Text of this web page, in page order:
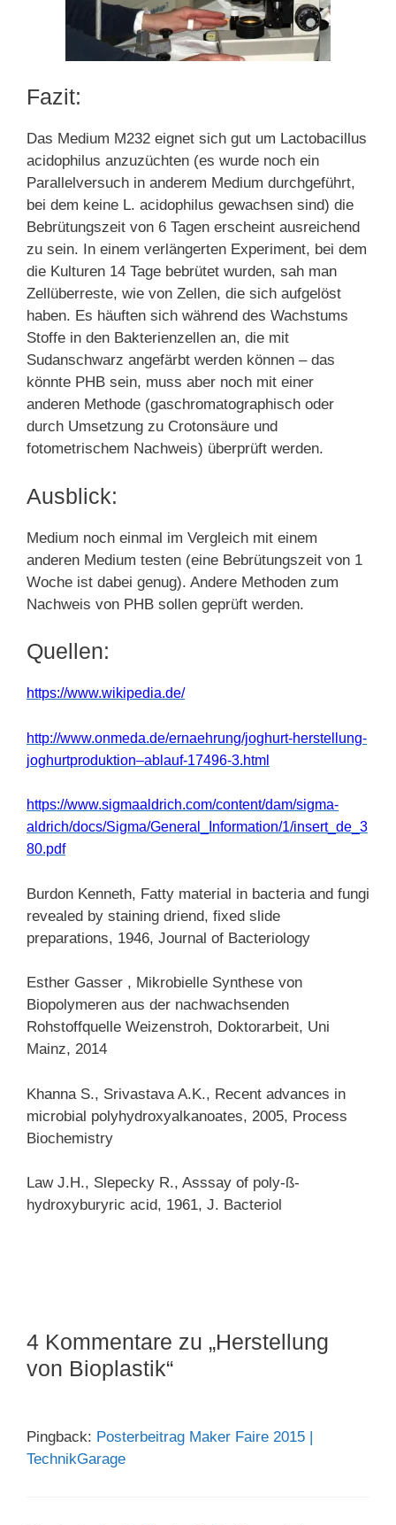
Fazit:
Das Medium M232 eignet sich gut um Lactobacillus
acidophilus anzuzüchten (es wurde noch ein
Parallelversuch in anderem Medium durchgeführt,
bei dem keine L. acidophilus gewachsen sind) die
Bebrütungszeit von 6 Tagen erscheint ausreichend
zu sein. In einem verlängerten Experiment, bei dem
die Kulturen 14 Tage bebrütet wurden, sah man
Zellüberreste, wie von Zellen, die sich aufgelöst
haben. Es häuften sich während des Wachstums
Stoffe in den Bakterienzellen an, die mit
Sudanschwarz angefärbt werden können – das
könnte PHB sein, muss aber noch mit einer
anderen Methode (gaschromatographisch oder
durch Umsetzung zu Crotonsäure und
fotometrischem Nachweis) überprüft werden.
Ausblick:
Medium noch einmal im Vergleich mit einem
anderen Medium testen (eine Bebrütungszeit von 1
Woche ist dabei genug). Andere Methoden zum
Nachweis von PHB sollen geprüft werden.
Quellen:
https://www.wikipedia.de/
http://www.onmeda.de/ernaehrung/joghurt-herstellung-
joghurtproduktion–ablauf-17496-3.html
https://www.sigmaaldrich.com/content/dam/sigma-
aldrich/docs/Sigma/General_Information/1/insert_de_3
80.pdf
Burdon Kenneth, Fatty material in bacteria and fungi
revealed by staining driend, fixed slide
preparations, 1946, Journal of Bacteriology
Esther Gasser , Mikrobielle Synthese von
Biopolymeren aus der nachwachsenden
Rohstoffquelle Weizenstroh, Doktorarbeit, Uni
Mainz, 2014
Khanna S., Srivastava A.K., Recent advances in
microbial polyhydroxyalkanoates, 2005, Process
Biochemistry
Law J.H., Slepecky R., Asssay of poly-ß-
hydroxyburyric acid, 1961, J. Bacteriol
4 Kommentare zu „Herstellung
von Bioplastik“
Pingback: Posterbeitrag Maker Faire 2015 |
TechnikGarage